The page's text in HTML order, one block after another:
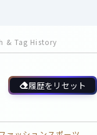
& Tag History
履歴をリセット